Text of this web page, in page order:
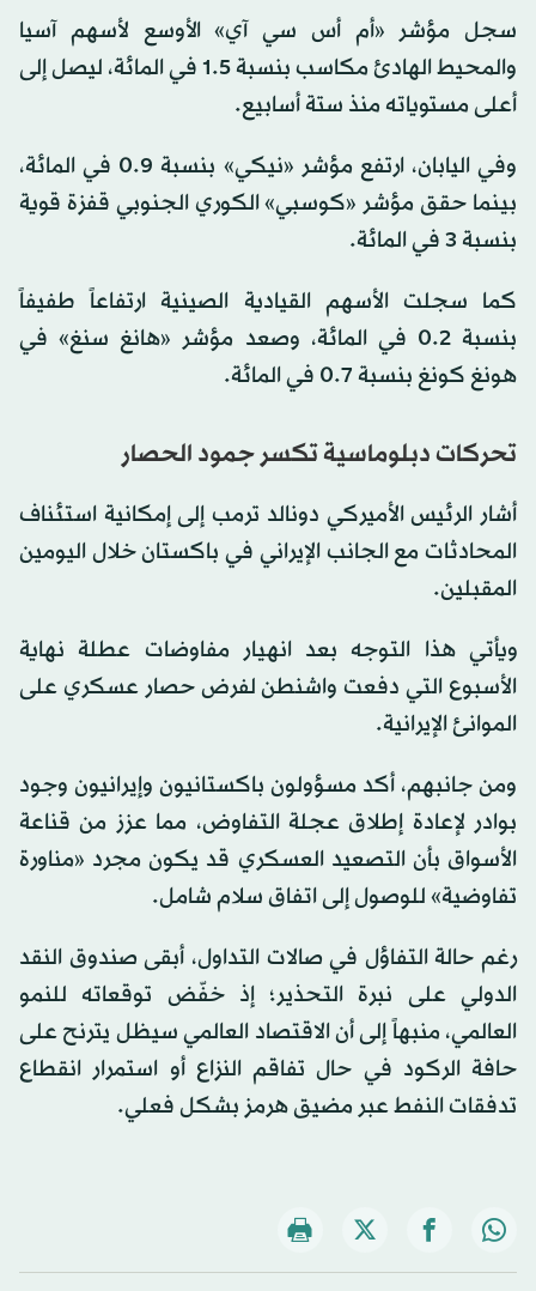
سجل مؤشر «أم أس سي آي» الأوسع لأسهم آسيا
والمحيط الهادئ مكاسب بنسبة 1.5 في المائة، ليصل إلى
أعلى مستوياته منذ ستة أسابيع.
وفي اليابان، ارتفع مؤشر «نيكي» بنسبة 0.9 في المائة،
بينما حقق مؤشر «كوسبي» الكوري الجنوبي قفزة قوية
بنسبة 3 في المائة.
كما سجلت الأسهم القيادية الصينية ارتفاعاً طفيفاً
بنسبة 0.2 في المائة، وصعد مؤشر «هانغ سنغ» في
هونغ كونغ بنسبة 0.7 في المائة.
تحركات دبلوماسية تكسر جمود الحصار
أشار الرئيس الأميركي دونالد ترمب إلى إمكانية استئناف
المحادثات مع الجانب الإيراني في باكستان خلال اليومين
المقبلين.
ويأتي هذا التوجه بعد انهيار مفاوضات عطلة نهاية
الأسبوع التي دفعت واشنطن لفرض حصار عسكري على
الموانئ الإيرانية.
ومن جانبهم، أكد مسؤولون باكستانيون وإيرانيون وجود
بوادر لإعادة إطلاق عجلة التفاوض، مما عزز من قناعة
الأسواق بأن التصعيد العسكري قد يكون مجرد «مناورة
تفاوضية» للوصول إلى اتفاق سلام شامل.
رغم حالة التفاؤل في صالات التداول، أبقى صندوق النقد
الدولي على نبرة التحذير؛ إذ خفّض توقعاته للنمو
العالمي، منبهاً إلى أن الاقتصاد العالمي سيظل يترنح على
حافة الركود في حال تفاقم النزاع أو استمرار انقطاع
تدفقات النفط عبر مضيق هرمز بشكل فعلي.